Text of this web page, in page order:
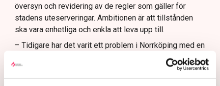
Lindas Kula ställer in uteserveringen för
sommaren.
översyn och revidering av de regler som gäller för
stadens uteserveringar. Ambitionen är att tillstånden
ska vara enhetliga och enkla att leva upp till.
– Tidigare har det varit ett problem i Norrköping med en
godtycklighet kring den här branschen, där kommunen
tillåtit vissa krögare att göra saker som andra inte fått
göra utan att kunna motivera det på ett rimligt sätt,